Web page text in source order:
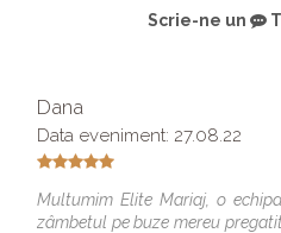
Scrie-ne un
Dana
Data eveniment: 27.08.22
Multumim Elite Mariaj, o
zâmbetul pe buze mereu